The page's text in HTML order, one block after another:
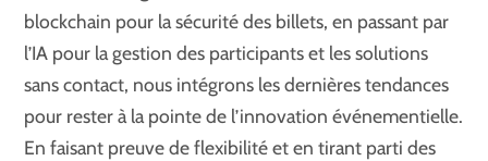
blockchain pour la sécurité des billets, en passant par
l’IA pour la gestion des participants et les solutions
sans contact, nous intégrons les dernières tendances
pour rester à la pointe de l’innovation événementielle.
En faisant preuve de flexibilité et en tirant parti des